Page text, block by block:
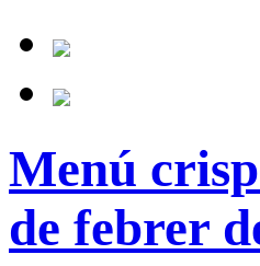
Menú
de febrer